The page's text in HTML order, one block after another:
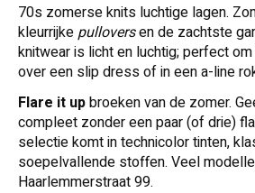
70s zomerse knits luchtige lagen.
kleurrijke pulloversen de zachtste
knitwear is licht en luchtig; perfect
over een slip dress of in een a-line
Flare it upbroeken van de zomer.
compleet zonder een paar (of drie)
selectie komt in technicolor tinten,
soepelvallende stoffen. Veel
Haarlemmerstraat 99.